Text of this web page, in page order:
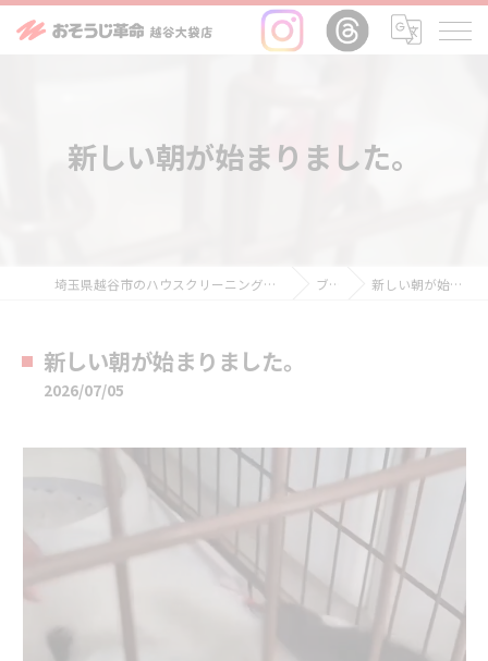
新しい朝が始まりました。
埼玉県越谷市のハウスクリーニングならおそうじ革命越谷大袋店 ブログ 新しい朝が始まりました。
新しい朝が始まりました。
2026/07/05